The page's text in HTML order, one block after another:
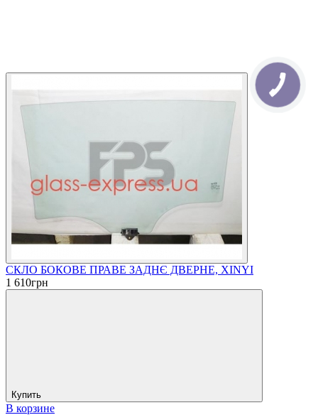
СКЛО БОКОВЕ ПРАВЕ ЗАДНЄ ДВЕРНЕ, XINYI
1 610грн
Купить
В корзине